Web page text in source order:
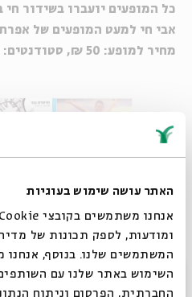
האתר עושה שימוש בעוגיות
ומודעות, לספק תכונות של
המשתמשים שלנו. בנוסף, אנחנו
השימוש באתר שלנו עם
החברתית, הפרסום וניתוח
כל המופעים יועברו בשידור
אבי חי למעט המופעים של
מחיר למופע: 50 ₪, סטודנטים: 30 ₪
סגור